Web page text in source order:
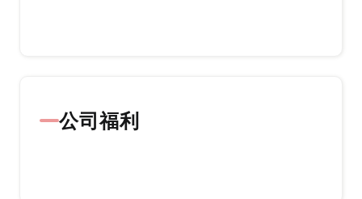
公司福利